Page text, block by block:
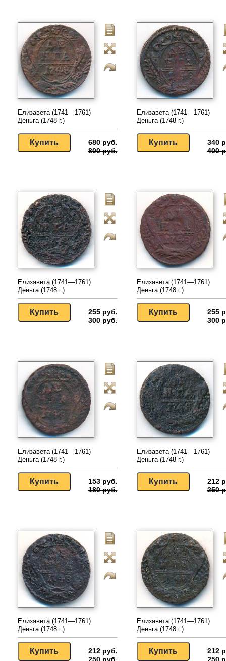
Елизавета (1741—1761)
Деньга (1748 г.)
680 руб.
800 руб.
Елизавета (1741—1761)
Деньга (1748 г.)
340
400
Елизавета (1741—1761)
Деньга (1748 г.)
255 руб.
300 руб.
Елизавета (1741—1761)
Деньга (1748 г.)
255
300
Елизавета (1741—1761)
Деньга (1748 г.)
153 руб.
180 руб.
Елизавета (1741—1761)
Деньга (1748 г.)
212
250
Елизавета (1741—1761)
Деньга (1748 г.)
212 руб.
Елизавета (1741—1761)
Деньга (1748 г.)
212